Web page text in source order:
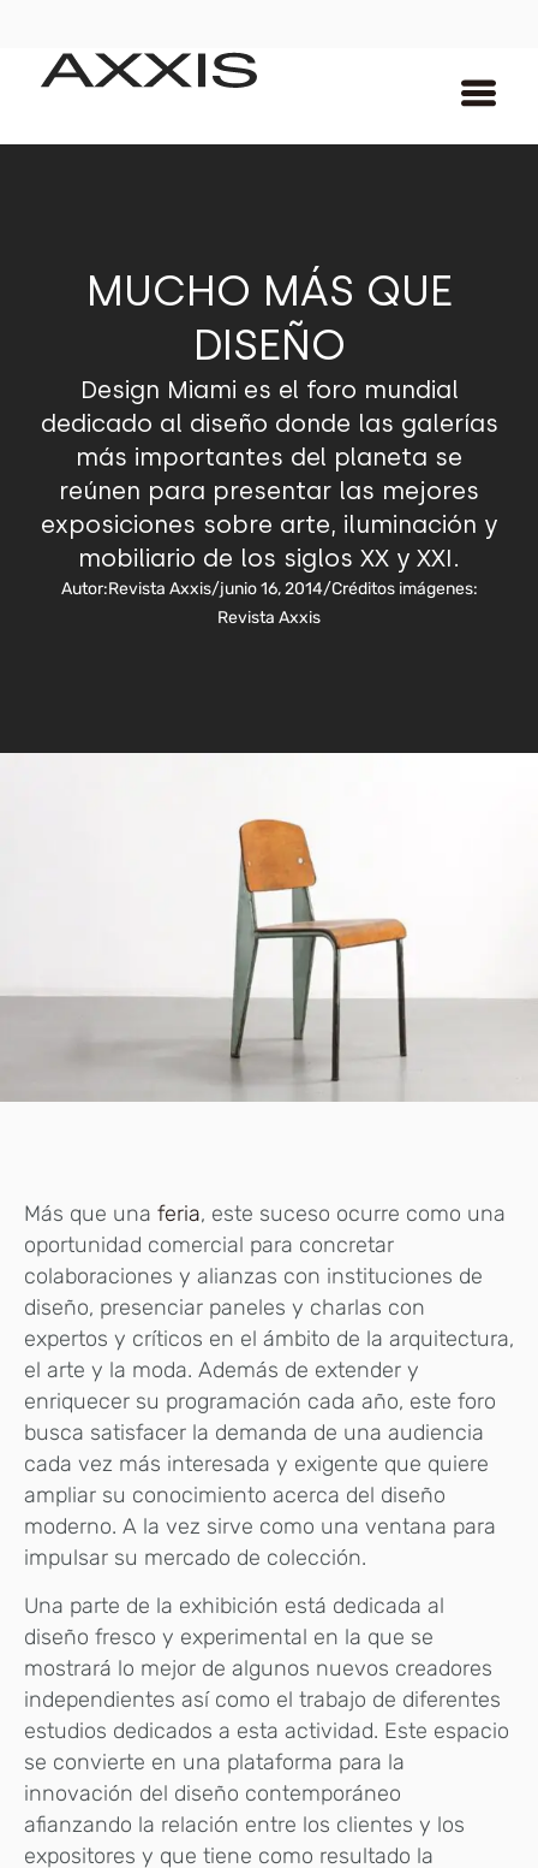
MUCHO MÁS QUE
DISEÑO
Design Miami es el foro mundial
dedicado al diseño donde las galerías
más importantes del planeta se
reúnen para presentar las mejores
exposiciones sobre arte, iluminación y
mobiliario de los siglos XX y XXI.
Autor:Revista Axxis/junio 16, 2014/Créditos imágenes:
Revista Axxis
Más que una feria, este suceso ocurre como una
oportunidad comercial para concretar
colaboraciones y alianzas con instituciones de
diseño, presenciar paneles y charlas con
expertos y críticos en el ámbito de la arquitectura,
el arte y la moda. Además de extender y
enriquecer su programación cada año, este foro
busca satisfacer la demanda de una audiencia
cada vez más interesada y exigente que quiere
ampliar su conocimiento acerca del diseño
moderno. A la vez sirve como una ventana para
impulsar su mercado de colección.
Una parte de la exhibición está dedicada al
diseño fresco y experimental en la que se
mostrará lo mejor de algunos nuevos creadores
independientes así como el trabajo de diferentes
estudios dedicados a esta actividad. Este espacio
se convierte en una plataforma para la
innovación del diseño contemporáneo
afianzando la relación entre los clientes y los
expositores y que tiene como resultado la